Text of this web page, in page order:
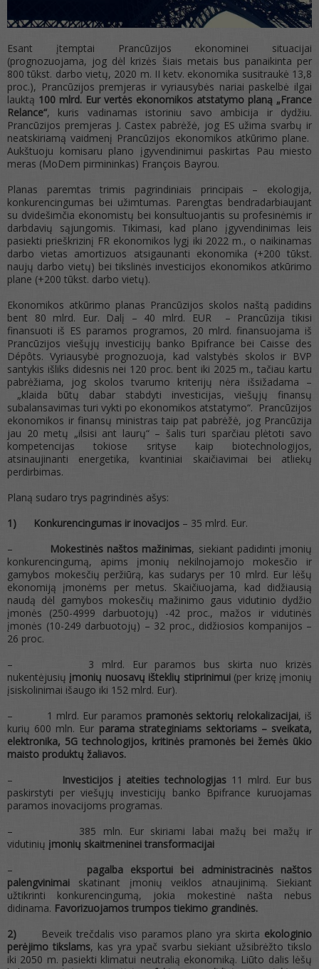
Esant įtemptai Prancūzijos ekonominei situacijai
(prognozuojama, jog dėl krizės šiais metais bus panaikinta per
800 tūkst. darbo vietų, 2020 m. II ketv. ekonomika susitraukė 13,8
proc.), Prancūzijos premjeras ir vyriausybės nariai paskelbė ilgai
lauktą 100 mlrd. Eur vertės ekonomikos atstatymo planą „France
Relance“, kuris vadinamas istoriniu savo ambicija ir dydžiu.
Prancūzijos premjeras J. Castex pabrėžė, jog ES užima svarbų ir
neatskiriamą vaidmenį Prancūzijos ekonomikos atkūrimo plane.
Aukštuoju komisaru plano įgyvendinimui paskirtas Pau miesto
meras (MoDem pirmininkas) François Bayrou.
Planas paremtas trimis pagrindiniais principais – ekologija,
konkurencingumas bei užimtumas. Parengtas bendradarbiaujant
su dvidešimčia ekonomistų bei konsultuojantis su profesinėmis ir
darbdavių sąjungomis. Tikimasi, kad plano įgyvendinimas leis
pasiekti prieškrizinį FR ekonomikos lygį iki 2022 m., o naikinamas
darbo vietas amortizuos atsigaunanti ekonomika (+200 tūkst.
naujų darbo vietų) bei tikslinės investicijos ekonomikos atkūrimo
plane (+200 tūkst. darbo vietų).
Ekonomikos atkūrimo planas Prancūzijos skolos naštą padidins
bent 80 mlrd. Eur. Dalį – 40 mlrd. EUR – Prancūzija tikisi
finansuoti iš ES paramos programos, 20 mlrd. finansuojama iš
Prancūzijos viešųjų investicijų banko Bpifrance bei Caisse des
Dépôts. Vyriausybė prognozuoja, kad valstybės skolos ir BVP
santykis išliks didesnis nei 120 proc. bent iki 2025 m., tačiau kartu
pabrėžiama, jog skolos tvarumo kriterijų nėra išsižadama –
„klaida būtų dabar stabdyti investicijas, viešųjų finansų
subalansavimas turi vykti po ekonomikos atstatymo“. Prancūzijos
ekonomikos ir finansų ministras taip pat pabrėžė, jog Prancūzija
jau 20 metų „ilsisi ant laurų“ – šalis turi sparčiau plėtoti savo
kompetencijas tokiose srityse kaip biotechnologijos,
atsinaujinanti energetika, kvantiniai skaičiavimai bei atliekų
perdirbimas.
Planą sudaro trys pagrindinės ašys:
1)
Konkurencingumas ir inovacijos – 35 mlrd. Eur.
–
Mokestinės naštos mažinimas, siekiant padidinti įmonių
konkurencingumą, apims įmonių nekilnojamojo mokesčio ir
gamybos mokesčių peržiūrą, kas sudarys per 10 mlrd. Eur lėšų
ekonomiją įmonėms per metus. Skaičiuojama, kad didžiausią
naudą dėl gamybos mokesčių mažinimo gaus vidutinio dydžio
įmonės (250-4999 darbuotojų) -42 proc., mažos ir vidutinės
įmonės (10-249 darbuotojų) – 32 proc., didžiosios kompanijos –
26 proc.
– 3 mlrd. Eur paramos bus skirta nuo krizės
nukentėjusių įmonių nuosavų išteklių stiprinimui(per krizę įmonių
įsiskolinimai išaugo iki 152 mlrd. Eur).
– 1 mlrd. Eur paramos pramonės sektorių relokalizacijai, iš
kurių 600 mln. Eur parama strateginiams sektoriams – sveikata,
elektronika, 5G technologijos, kritinės pramonės bei žemės ūkio
maisto produktų žaliavos.
– Investicijos į ateities technologijas 11 mlrd. Eur bus
paskirstyti per viešųjų investicijų banko Bpifrance kuruojamas
paramos inovacijoms programas.
– 385 mln. Eur skiriami labai mažų bei mažų ir
vidutinių įmonių skaitmeninei transformacijai
– pagalba eksportui bei administracinės naštos
palengvinimai skatinant įmonių veiklos atnaujinimą. Siekiant
užtikrinti konkurencingumą, jokia mokestinė našta nebus
didinama. Favorizuojamos trumpos tiekimo grandinės.
2)
Beveik trečdalis viso paramos plano yra skirta ekologinio
perėjimo tikslams, kas yra ypač svarbu siekiant užsibrėžto tikslo
iki 2050 m. pasiekti klimatui neutralią ekonomiką. Liūto dalis lėšų